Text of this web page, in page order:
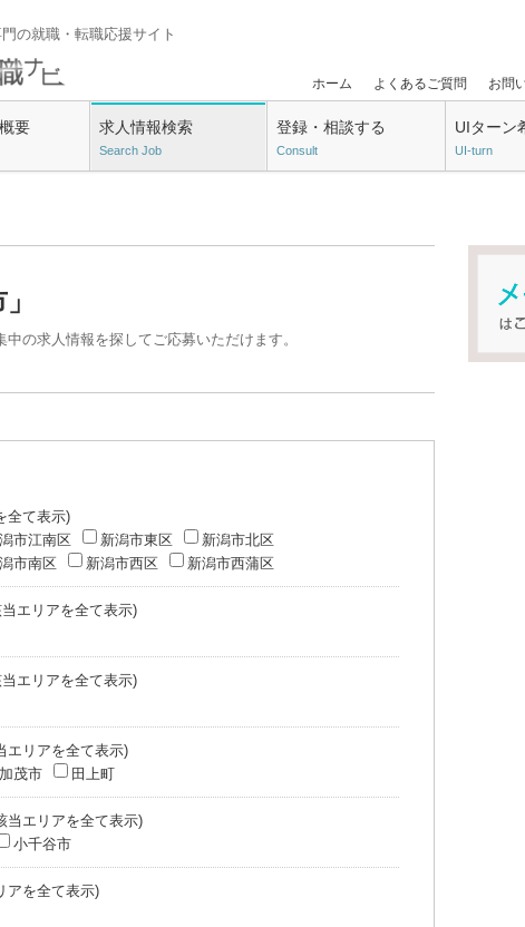
の就職・転職応援サイト
ホーム よくあるご質問 お問
要 求人情報検索
Search Job
登録・相談する
Consult
UIターン
UI-turn
の求人情報を探してご応募いただけます。
全て表示)
市江南区 新潟市東区
新潟市北区
市南区 新潟市西区 新潟市西蒲区
エリアを全て表示)
エリアを全て表示)
エリアを全て表示)
加茂市 田上町
当エリアを全て表示)
小千谷市
アを全て表示)